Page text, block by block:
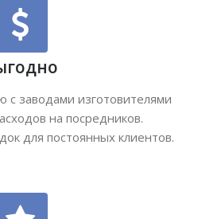
заводами изготовителями
на посредников.
для постоянных клиентов.